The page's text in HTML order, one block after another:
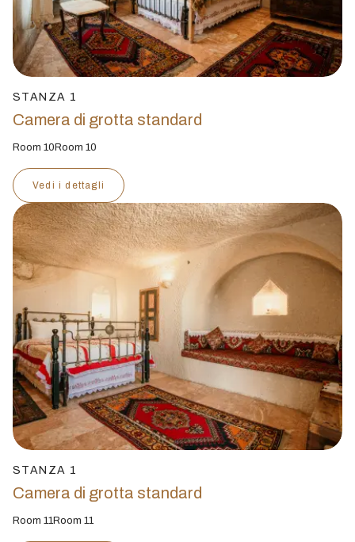
STANZA 1
Camera di grotta standard
Room 10Room 10
Vedi i dettagli
STANZA 1
Camera di grotta standard
Room 11Room 11